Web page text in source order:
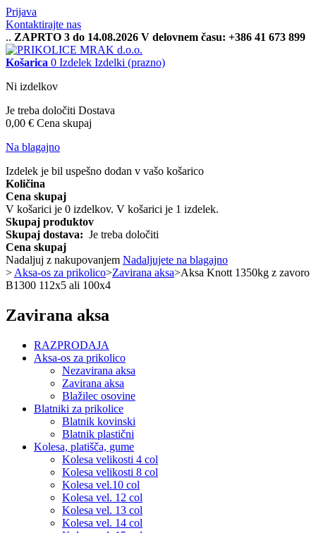
Prijava
Kontaktirajte nas
.. ZAPRTO 3 do 14.08.2026 V delovnem času: +386 41 673 899
Košarica 0 Izdelek Izdelki (prazno)
Ni izdelkov
Je treba določiti Dostava
0,00 € Cena skupaj
Na blagajno
Izdelek je bil uspešno dodan v vašo košarico
Količina
Cena skupaj
V košarici je 0 izdelkov. V košarici je 1 izdelek.
Skupaj produktov
Skupaj dostava: Je treba določiti
Cena skupaj
Nadaljuj z nakupovanjem Nadaljujete na blagajno
> Aksa-os za prikolico>Zavirana aksa>Aksa Knott 1350kg z zavoro
B1300 112x5 ali 100x4
Zavirana aksa
RAZPRODAJA
Aksa-os za prikolico
Nezavirana aksa
Zavirana aksa
Blažilec osovine
Blatniki za prikolice
Blatnik kovinski
Blatnik plastični
Kolesa, platišča, gume
Kolesa velikosti 4 col
Kolesa velikosti 8 col
Kolesa vel.10 col
Kolesa vel. 12 col
Kolesa vel. 13 col
Kolesa vel. 14 col